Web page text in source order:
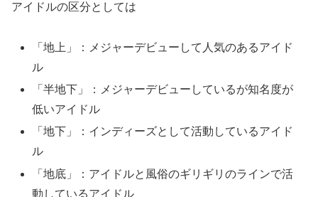
アイドルの区分としては
「地上」：メジャーデビューして人気のあるアイド
ル
「半地下」：メジャーデビューしているが知名度が
低いアイドル
「地下」：インディーズとして活動しているアイド
ル
「地底」：アイドルと風俗のギリギリのラインで活
動しているアイドル